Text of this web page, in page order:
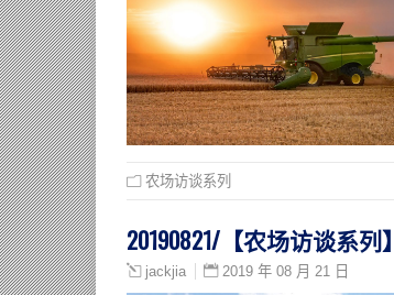
农场访谈系列
20190821/【农场访谈系
jackjia 2019 年 08 月 21 日